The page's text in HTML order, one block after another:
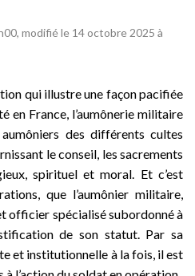
modifié le 14 octobre 2025 à
qui illustre une façon pacifiée
en France, l’aumônerie militaire
des différents cultes
le conseil, les sacrements
spirituel et moral. Et c’est
que l’aumônier militaire,
officier spécialisé subordonné à
de son statut. Par sa
et institutionnelle à la fois, il est